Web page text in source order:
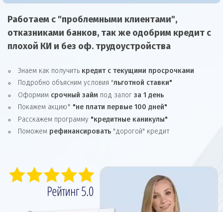
Работаем с "проблемными клиентами",
отказниками банков, так же одобрим кредит с
плохой КИ и без оф. трудоустройства
Знаем как получить кредит с текущими просрочками
Подробно объясним условия "льготной ставки"
Оформим срочный займ под залог за 1 день
Покажем акцию* "не плати первые 100 дней"
Расскажем программу "кредитные каникулы"
Поможем рефинансировать "дорогой" кредит